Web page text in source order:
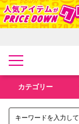
カテゴリー